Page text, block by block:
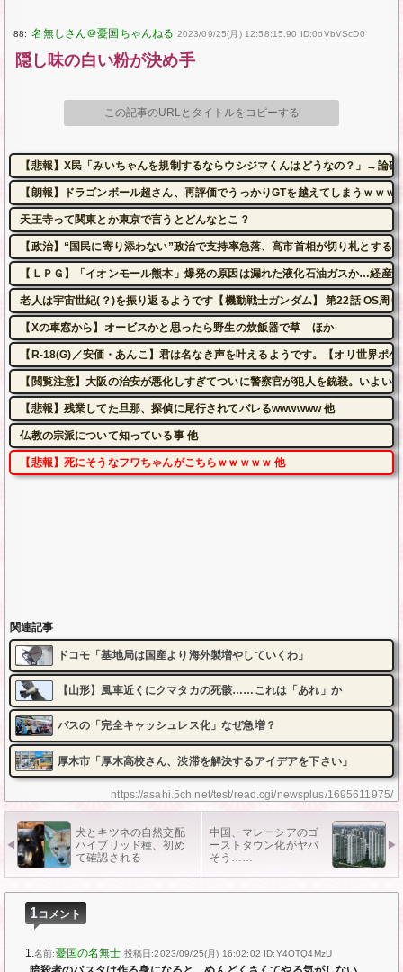
88: 2023/09/25(月) 12:58:15.90 ID:0oVbVScD0
隠し味の白い粉が決め手
https://asahi.5ch.net/test/read.cgi/newsplus/1695611975/
この記事のURLとタイトルをコピーする
【悲報】X民「みいちゃんを規制するならウシジマくんはどうなの？」→論
【朗報】ドラゴンボール超さん、再評価でうっかりGTを越えてしまうｗｗｗ
天王寺って関東とか東京で言うとどんなとこ？
【政治】“国民に寄り添わない”政治で支持率急落、高市首相が切り札とする
【ＬＰＧ】「イオンモール熊本」爆発の原因は漏れた液化石油ガスか…経産
老人は宇宙世紀(？)を振り返るようです【機動戦士ガンダム】 第22話 OS周
【Xの車窓から】オービスかと思ったら野生の炊飯器で草 ほか
【R-18(G)／安価・あんこ】君は名なき声を叶えるようです。【オリ世界ポ
【閲覧注意】大阪の治安が悪化しすぎてついに警察官が犯人を銃殺。いよい
【悲報】残業してた旦那、探偵に尾行されてバレるwwwwww 他
仏教の宗派について知っている事 他
【悲報】死にそうなフワちゃんがこちらｗｗｗｗｗ 他
関連記事
ドコモ「基地局は国産より海外製増やしていくわ」
【山形】風車近くにクマタカの死骸……これは「あれ」か
バスの「完全キャッシュレス化」なぜ急増？
厚木市「厚木高校さん、渋滞を解決するアイデアを下さい」
犬とキツネの自然交配
ハイブリッド種、初め
て確認される
中国、マレーシアのゴ
ーストタウン化がヤバ
そう……
1コメント
1.名前:憂国の名無士 投稿日:2023/09/25(月) 16:02:02 ID:Y4OTQ4MzU